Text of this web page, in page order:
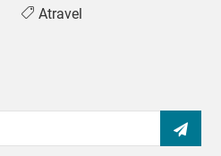
Atravel